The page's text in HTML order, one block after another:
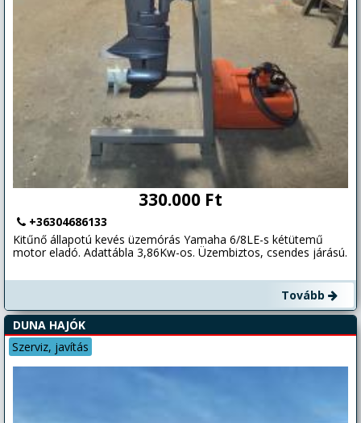
330.000 Ft
+36304686133
Kitűnő állapotú kevés üzemórás Yamaha 6/8LE-s kétütemű
motor eladó. Adattábla 3,86Kw-os. Üzembiztos, csendes járású.
Tovább
DUNA HAJÓK
Szerviz, javítás